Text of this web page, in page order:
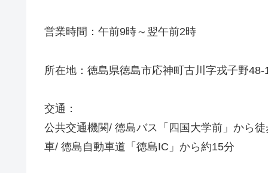
営業時間：午前9時～翌午前2時
所在地：徳島県徳島市応神町古川字戎子野48-
交通：
公共交通機関/ 徳島バス「四国大学前」から徒
車/ 徳島自動車道「徳島IC」から約15分